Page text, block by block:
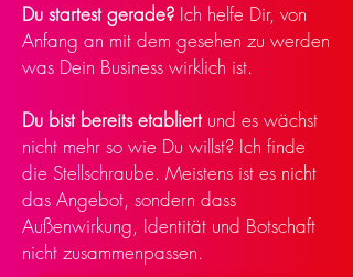
Du startest gerade? Ich helfe Dir, von
Anfang an mit dem gesehen zu werden
was Dein Business wirklich ist.
Du bist bereits etabliert und es wächst
nicht mehr so wie Du willst? Ich finde
die Stellschraube. Meistens ist es nicht
das Angebot, sondern dass
Außenwirkung, Identität und Botschaft
nicht zusammenpassen.